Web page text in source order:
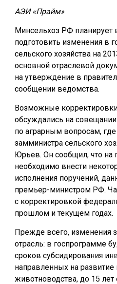
АЭИ «Прайм»
Минсельхоз РФ планирует
подготовить изменения в
сельского хозяйства на
основной отраслевой
на утверждение в
сообщении ведомства.
Возможные
обсуждались на
по аграрным вопросам, где
замминистра сельского
Юрьев. Он сообщил, что на
необходимо внести
исполнения поручений,
премьер-министром РФ.
с корректировкой
прошлом и текущем годах.
Прежде всего, изменения
отрасль: в госпрограмме
сроков субсидирования
направленных на развитие
животноводства, до 15 лет